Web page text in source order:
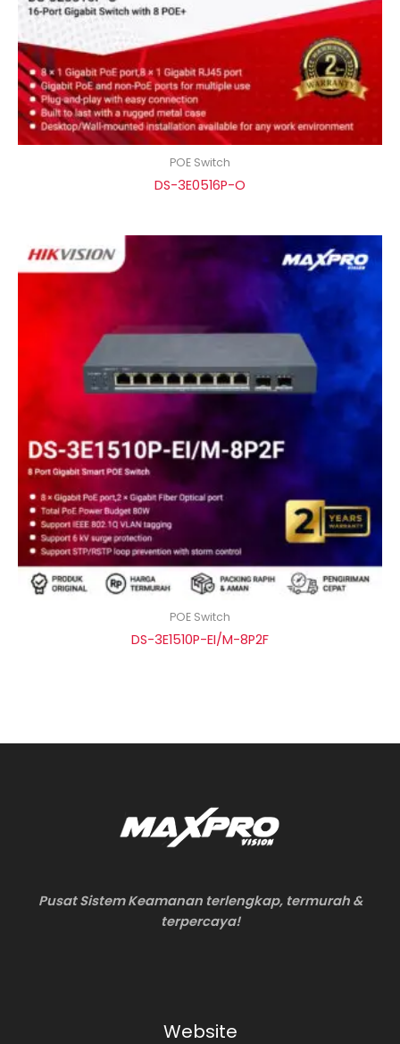
POE Switch
DS-3E0516P-O
POE Switch
DS-3E1510P-EI/M-8P2F
Pusat Sistem Keamanan terlengkap, termurah &
terpercaya!
Website